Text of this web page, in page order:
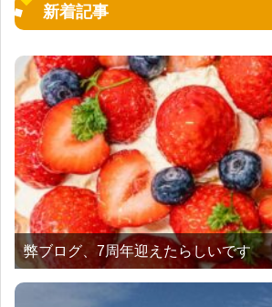
新着記事
弊ブログ、7周年迎えたらしいです